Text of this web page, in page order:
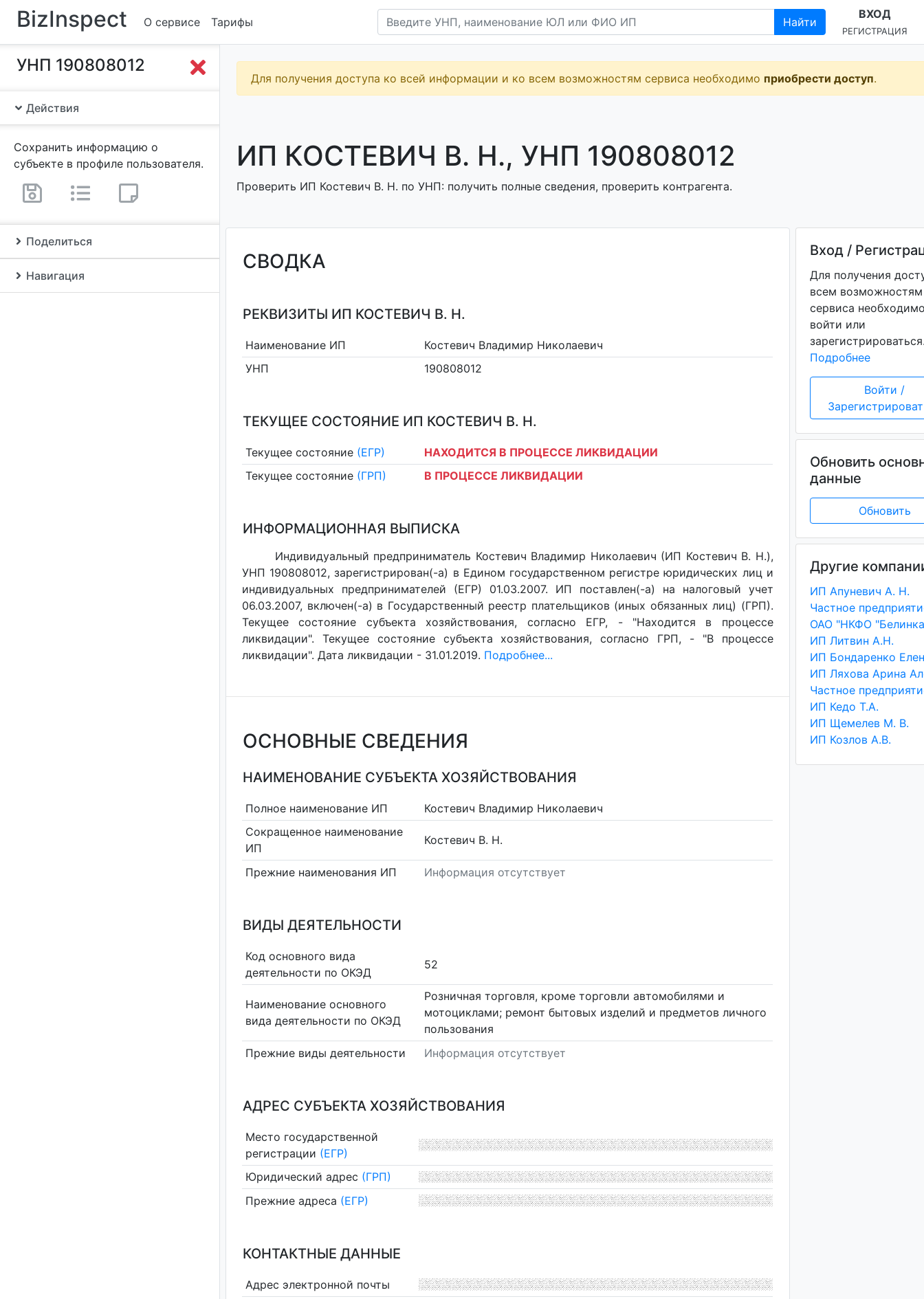
BizInspect О сервисе Тарифы Найти
ВХОД
РЕГИСТРАЦИЯ
УНП 190808012
Действия
Сохранить информацию о
субъекте в профиле пользователя.
Поделиться
Навигация
Для получения доступа ко всей информации и ко всем возможностям сервиса необходимо приобрести доступ.
ИП КОСТЕВИЧ В. Н., УНП 190808012
Проверить ИП Костевич В. Н. по УНП: получить полные сведения, проверить контрагента.
СВОДКА
РЕКВИЗИТЫ ИП КОСТЕВИЧ В. Н.
Наименование ИП
Костевич Владимир Николаевич
УНП
190808012
ТЕКУЩЕЕ СОСТОЯНИЕ ИП КОСТЕВИЧ В. Н.
Текущее состояние (ЕГР)
НАХОДИТСЯ В ПРОЦЕССЕ ЛИКВИДАЦИИ
Текущее состояние (ГРП) В ПРОЦЕССЕ ЛИКВИДАЦИИ
ИНФОРМАЦИОННАЯ ВЫПИСКА
Индивидуальный предприниматель Костевич Владимир Николаевич (ИП Костевич В. Н.),
УНП 190808012, зарегистрирован(-а) в Едином государственном регистре юридических лиц и
индивидуальных предпринимателей (ЕГР) 01.03.2007. ИП поставлен(-a) на налоговый учет
06.03.2007, включен(-a) в Государственный реестр плательщиков (иных обязанных лиц) (ГРП).
Текущее состояние субъекта хозяйствования, согласно ЕГР, - "Находится в процессе
ликвидации". Текущее состояние субъекта хозяйствования, согласно ГРП, - "В процессе
ликвидации". Дата ликвидации - 31.01.2019. Подробнее...
ОСНОВНЫЕ СВЕДЕНИЯ
НАИМЕНОВАНИЕ СУБЪЕКТА ХОЗЯЙСТВОВАНИЯ
Полное наименование ИП
Костевич Владимир Николаевич
Сокращенное наименование
ИП
Костевич В. Н.
Прежние наименования ИП Информация отсутствует
ВИДЫ ДЕЯТЕЛЬНОСТИ
Код основного вида
деятельности по ОКЭД
52
Наименование основного
вида деятельности по ОКЭД
Розничная торговля, кроме торговли автомобилями и
мотоциклами; ремонт бытовых изделий и предметов личного
пользования
Прежние виды деятельности
Информация отсутствует
АДРЕС СУБЪЕКТА ХОЗЯЙСТВОВАНИЯ
Место государственной
регистрации (ЕГР)
Юридический адрес (ГРП)
Прежние адреса (ЕГР)
КОНТАКТНЫЕ ДАННЫЕ
Адрес электронной почты
Вход /
Для получения
всем возможностям
сервиса
войти или
Подробнее
Войти /
Обновить
данные
Обновить
Другие
ИП Апуневич А. Н.
ИП Литвин А.Н.
ИП Кедо Т.А.
ИП Щемелев М. В.
ИП Козлов А.В.